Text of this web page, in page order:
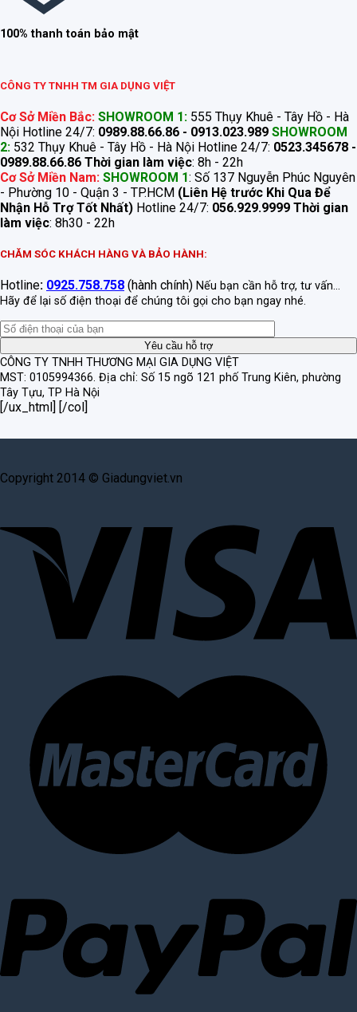
100% thanh toán bảo mật
CÔNG TY TNHH TM GIA DỤNG VIỆT
Cơ Sở Miền Bắc: SHOWROOM 1: 555 Thụy Khuê - Tây Hồ - Hà
Nội Hotline 24/7: 0989.88.66.86 - 0913.023.989 SHOWROOM
2: 532 Thụy Khuê - Tây Hồ - Hà Nội Hotline 24/7: 0523.345678 -
0989.88.66.86 Thời gian làm việc: 8h - 22h
Cơ Sở Miền Nam: SHOWROOM 1: Số 137 Nguyễn Phúc Nguyên
- Phường 10 - Quận 3 - TP.HCM (Liên Hệ trước Khi Qua Để
Nhận Hỗ Trợ Tốt Nhất) Hotline 24/7: 056.929.9999 Thời gian
làm việc: 8h30 - 22h
CHĂM SÓC KHÁCH HÀNG VÀ BẢO HÀNH:
Hotline: 0925.758.758 (hành chính) Nếu bạn cần hỗ trợ, tư vấn...
Hãy để lại số điện thoại để chúng tôi gọi cho bạn ngay nhé.
CÔNG TY TNHH THƯƠNG MẠI GIA DỤNG VIỆT
MST: 0105994366. Địa chỉ: Số 15 ngõ 121 phố Trung Kiên, phường
Tây Tựu, TP Hà Nội
[/ux_html] [/col]
Copyright 2014 © Giadungviet.vn